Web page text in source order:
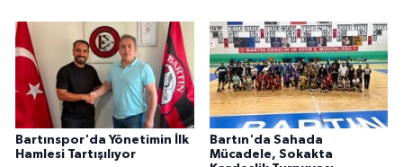
Bartınspor'da Yönetimin İlk
Hamlesi Tartışılıyor
Bartın'da Sahada
Mücadele, Sokakta